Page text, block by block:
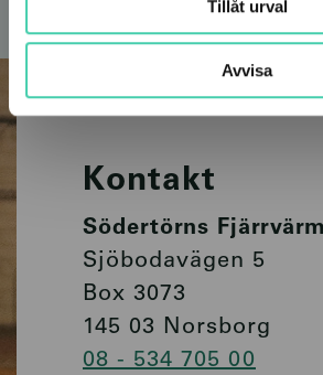
Tillåt urval
Avvisa
Kontakt
Södertörns
Sjöbodavägen 5
Box 3073
145 03 Norsborg
08 - 534 705 00